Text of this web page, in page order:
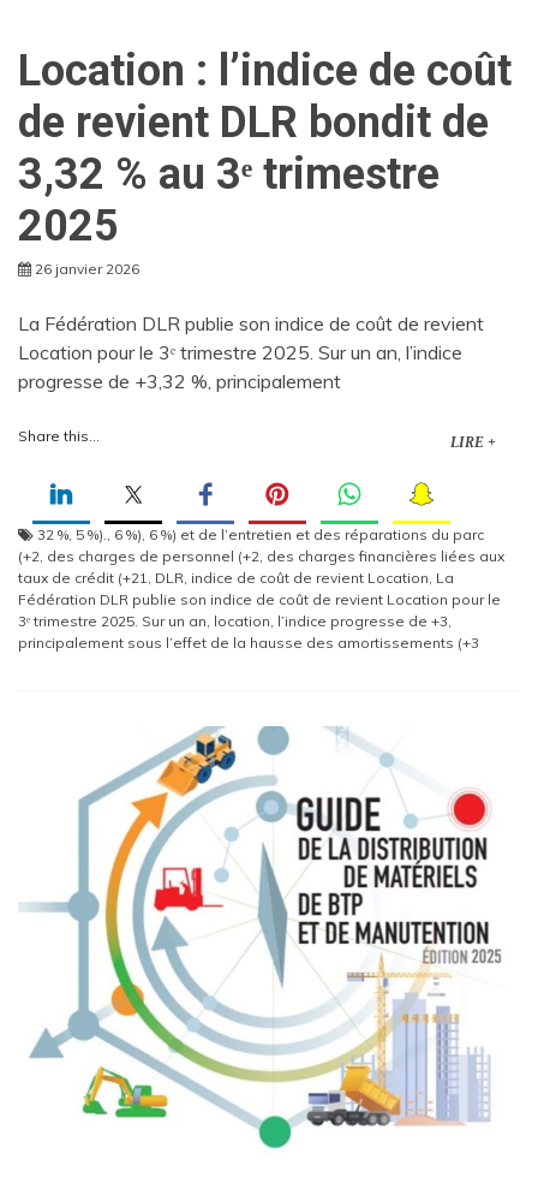
Location : l’indice de coût
de revient DLR bondit de
3,32 % au 3ᵉ trimestre
2025
26 janvier 2026
La Fédération DLR publie son indice de coût de revient
Location pour le 3ᵉ trimestre 2025. Sur un an, l’indice
progresse de +3,32 %, principalement
Share this... LIRE +
32 %, 5 %)., 6 %), 6 %) et de l’entretien et des réparations du parc
(+2, des charges de personnel (+2, des charges financières liées aux
taux de crédit (+21, DLR, indice de coût de revient Location, La
Fédération DLR publie son indice de coût de revient Location pour le
3ᵉ trimestre 2025. Sur un an, location, l’indice progresse de +3,
principalement sous l’effet de la hausse des amortissements (+3